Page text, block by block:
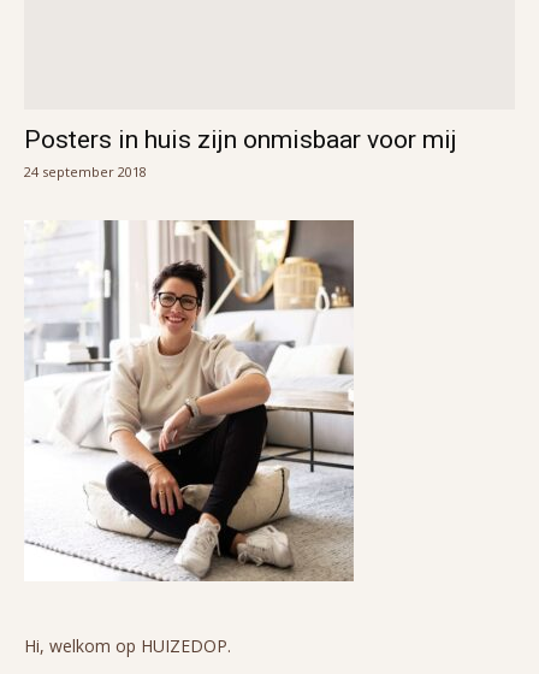
Posters in huis zijn onmisbaar voor mij
24 september 2018
Hi, welkom op HUIZEDOP.